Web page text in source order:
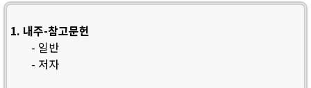
1. 내주-참고문헌
- 일반
- 저자